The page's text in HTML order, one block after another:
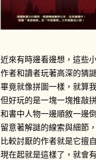
近來有時邊看邊想，這些
作者和讀者玩著高深的猜
畢竟就像拼圖一樣，就算
但好玩的是一塊一塊推敲
和書中人物一邊順敘一邊
留意著解謎的線索與細節
比較討厭的作者就是它擅
現在起就是這樣了，就會